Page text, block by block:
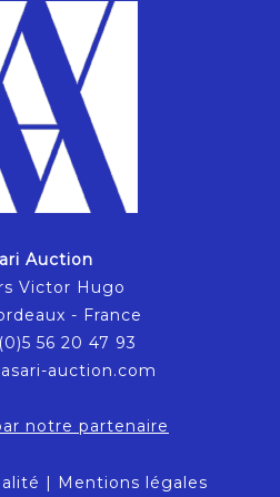
Auction
Victor Hugo
- France
56 20 47 93
auction.com
notre partenaire
| Mentions légales